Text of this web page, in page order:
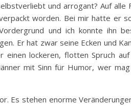
und arrogant? Auf alle
worden. Bei mir hatte er
und ich konnte ihn
Er hat zwar seine Ecken und
einen lockeren, flotten Spruch
mit Sinn für Humor, wer
Es stehen enorme